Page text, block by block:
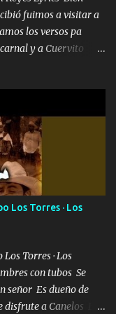
fuimos a visitar a
los versos pa
y a Cuervito
por todita a la ciudad
Bulevares
mi APA FLACO
DE LA RANA 🐸
Música Al
necesidad no porque
y nunca con la
ando de enamorado
Los Torres · Los
Torres · Los
con tubos Se
señor Es dueño de
disfrute a Canelos Es